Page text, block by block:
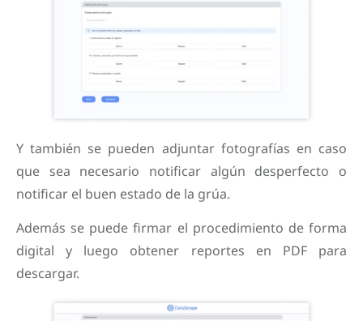
Y también se pueden adjuntar fotografías en caso
que sea necesario notificar algún desperfecto o
notificar el buen estado de la grúa.
Además se puede firmar el procedimiento de forma
digital y luego obtener reportes en PDF para
descargar.